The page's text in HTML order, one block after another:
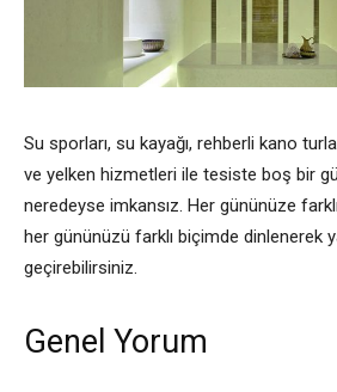
Su sporları, su kayağı, rehberli kano
ve yelken hizmetleri ile tesiste boş bir
neredeyse imkansız. Her gününüze
her gününüzü farklı biçimde dinlenerek
geçirebilirsiniz.
Genel Yorum